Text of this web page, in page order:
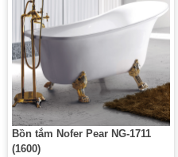
Bồn tắm Nofer Pear NG-1711
(1600)